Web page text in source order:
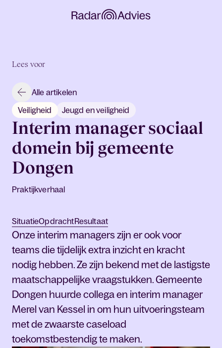
Lees voor
Alle artikelen
Veiligheid
Jeugd en veiligheid
Interim manager sociaal
domein bij gemeente
Dongen
Praktijkverhaal
SituatieOpdrachtResultaat
Onze interim managers zijn er ook voor
teams die tijdelijk extra inzicht en kracht
nodig hebben. Ze zijn bekend met de lastigste
maatschappelijke vraagstukken. Gemeente
Dongen huurde collega en interim manager
Merel van Kessel in om hun uitvoeringsteam
met de zwaarste caseload
toekomstbestendig te maken.